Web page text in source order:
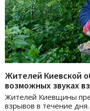
Жителей Киевской
возможных звуках
Жителей Киевщины
взрывов в течение дня.